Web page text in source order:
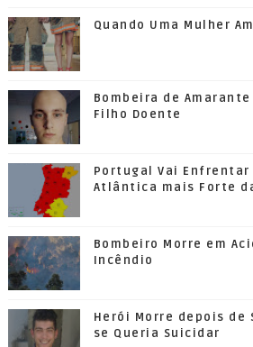
Quando Uma Mulher
Bombeira de
Filho Doente
Portugal Vai Enfrentar
Atlântica mais Forte
Bombeiro Morre em
Incêndio
Herói Morre depois de
se Queria Suicidar